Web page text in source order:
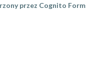
przez Cognito